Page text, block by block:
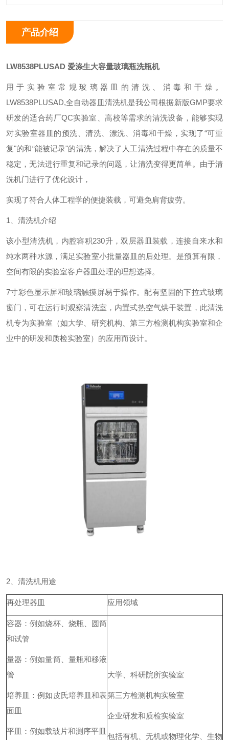
产品介绍
LW8538PLUSAD 爱涤生大容量玻璃瓶洗瓶机
用于实验室常规玻璃器皿的清洗、消毒和干燥。
LW8538PLUSAD,全自动器皿清洗机是我公司根据新版GMP要求
研发的适合药厂QC实验室、高校等需求的清洗设备，能够实现
对实验室器皿的预洗、清洗、漂洗、消毒和干燥，实现了“可重
复"的和“能被记录"的清洗，解决了人工清洗过程中存在的质量不
稳定，无法进行重复和记录的问题，让清洗变得更简单。由于清
洗机门进行了优化设计，
实现了符合人体工程学的便捷装载，可避免肩背疲劳。
1、清洗机介绍
该小型清洗机，内腔容积230升，双层器皿装载，连接自来水和
纯水两种水源，满足实验室小批量器皿的后处理。是预算有限，
空间有限的实验室客户器皿处理的理想选择。
7寸彩色显示屏和玻璃触摸屏易于操作。配有坚固的下拉式玻璃
窗门，可在运行时观察清洗室，内置式热空气烘干装置，此清洗
机专为实验室（如大学、研究机构、第三方检测机构实验室和企
业中的研发和质检实验室）的应用而设计。
2、清洗机用途
再处理器皿 应用领域
容器：例如烧杯、烧瓶、圆筒
和试管
量器：例如量筒、量瓶和移液
管
培养皿：例如皮氏培养皿和表
面皿
平皿：例如载玻片和测序平皿
大学、科研院所实验室
第三方检测机构实验室
企业研发和质检实验室
包括有机、无机或物理化学、生物